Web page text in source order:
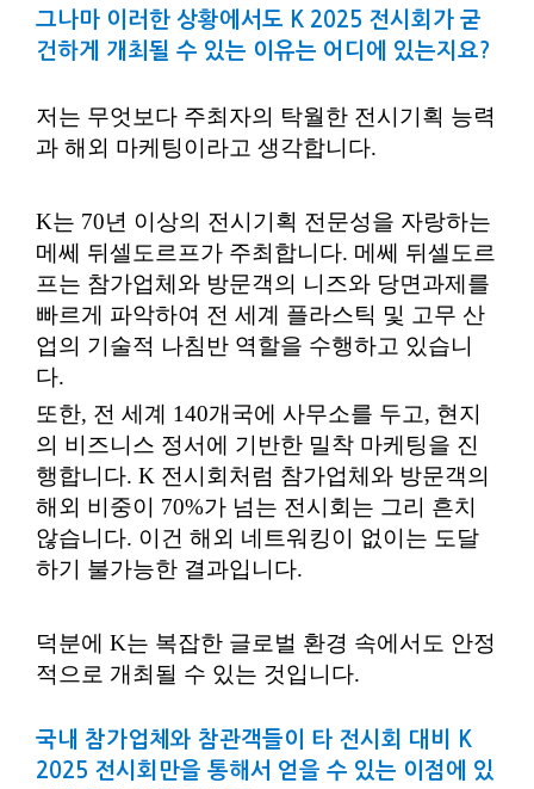
그나마 이러한 상황에서도 K 2025 전시회가 굳
건하게 개최될 수 있는 이유는 어디에 있는지요?
저는 무엇보다 주최자의 탁월한 전시기획 능력
과 해외 마케팅이라고 생각합니다.
K는 70년 이상의 전시기획 전문성을 자랑하는
메쎄 뒤셀도르프가 주최합니다. 메쎄 뒤셀도르
프는 참가업체와 방문객의 니즈와 당면과제를
빠르게 파악하여 전 세계 플라스틱 및 고무 산
업의 기술적 나침반 역할을 수행하고 있습니
다.
또한, 전 세계 140개국에 사무소를 두고, 현지
의 비즈니스 정서에 기반한 밀착 마케팅을 진
행합니다. K 전시회처럼 참가업체와 방문객의
해외 비중이 70%가 넘는 전시회는 그리 흔치
않습니다. 이건 해외 네트워킹이 없이는 도달
하기 불가능한 결과입니다.
덕분에 K는 복잡한 글로벌 환경 속에서도 안정
적으로 개최될 수 있는 것입니다.
국내 참가업체와 참관객들이 타 전시회 대비 K
2025 전시회만을 통해서 얻을 수 있는 이점에 있